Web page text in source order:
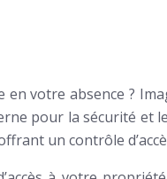
votre absence ?
pour la sécurité
un contrôle